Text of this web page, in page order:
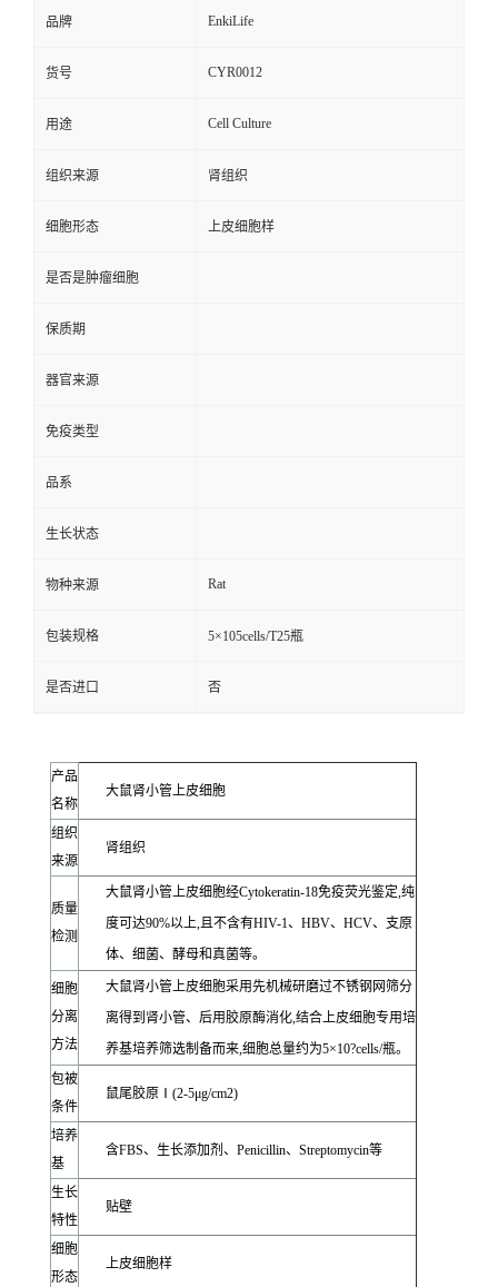
品牌 EnkiLife
货号 CYR0012
用途 Cell Culture
组织来源 肾组织
细胞形态 上皮细胞样
是否是肿瘤细胞
保质期
器官来源
免疫类型
品系
生长状态
物种来源 Rat
包装规格 5×105cells/T25瓶
是否进口 否
产品
名称
大鼠肾小管上皮细胞
组织
来源
肾组织
质量
检测
大鼠肾小管上皮细胞经Cytokeratin-18免疫荧光鉴定,纯
度可达90%以上,且不含有HIV-1、HBV、HCV、支原
体、细菌、酵母和真菌等。
细胞
分离
方法
大鼠肾小管上皮细胞采用先机械研磨过不锈钢网筛分
离得到肾小管、后用胶原酶消化,结合上皮细胞专用培
养基培养筛选制备而来,细胞总量约为5×10?cells/瓶。
包被
条件
鼠尾胶原Ⅰ(2-5μg/cm2)
培养
基
含FBS、生长添加剂、Penicillin、Streptomycin等
生长
特性
贴壁
细胞
形态
上皮细胞样